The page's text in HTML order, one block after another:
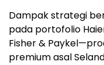
Dampak strategi
pada portofolio
Fisher &
premium asal